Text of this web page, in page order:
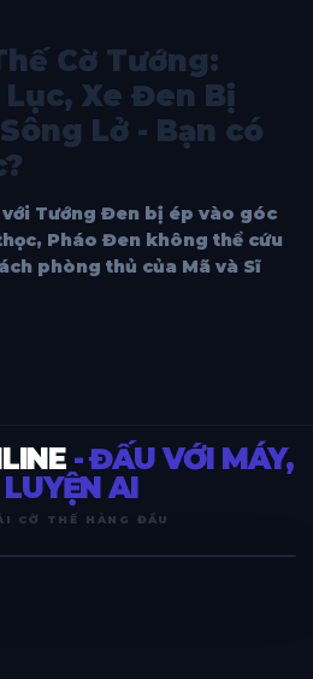
Cờ Tướng:
Xe Đen Bị
Lở - Bạn có
Tướng Đen bị ép vào góc
Pháo Đen không thể cứu
phòng thủ của Mã và Sĩ
- ĐẤU VỚI MÁY,
AI
CỜ THẾ HÀNG ĐẦU